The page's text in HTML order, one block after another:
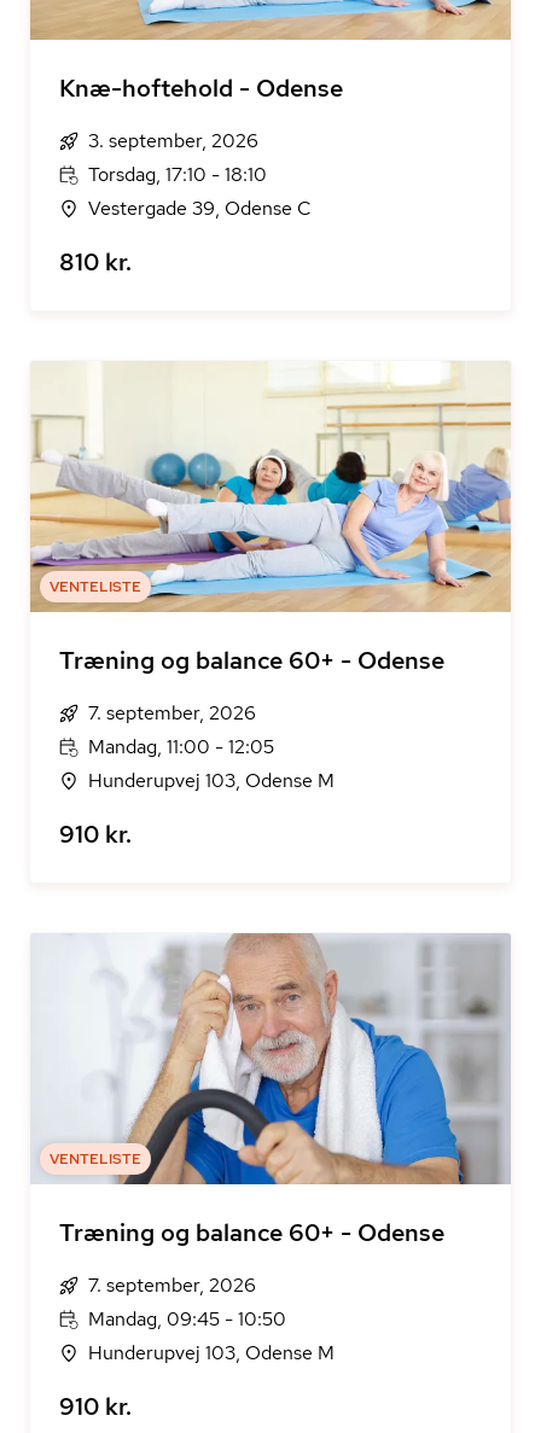
Knæ-hoftehold - Odense
3. september, 2026
Torsdag, 17:10 - 18:10
Vestergade 39, Odense C
810 kr.
VENTELISTE
Træning og balance 60+ - Odense
7. september, 2026
Mandag, 11:00 - 12:05
Hunderupvej 103, Odense M
910 kr.
VENTELISTE
Træning og balance 60+ - Odense
7. september, 2026
Mandag, 09:45 - 10:50
Hunderupvej 103, Odense M
910 kr.